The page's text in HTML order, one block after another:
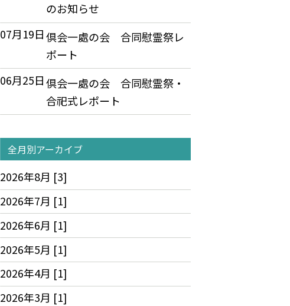
のお知らせ
07月19日倶会一處の会 合同慰霊祭レ
ポート
06月25日倶会一處の会 合同慰霊祭・
合祀式レポート
全月別アーカイブ
2026年8月 [3]
2026年7月 [1]
2026年6月 [1]
2026年5月 [1]
2026年4月 [1]
2026年3月 [1]